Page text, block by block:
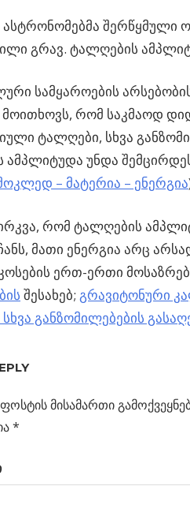
შერწყმული
გრავ. ტალღების
სამყაროების
მოითხოვს, რომ საკმაოდ
ტალღები, სხვა
უნდა
– მატერია – ენერგია
რომ ტალღების
მათი ენერგია არც
ერთ-ერთი
შესახებ; გრავიტონური
განზომილებების
მისამართი
*